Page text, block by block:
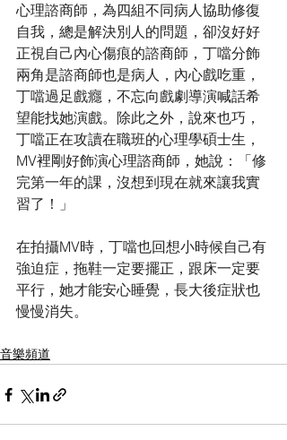
心理諮商師，為四組不同病人協助修復
自我，總是解決別人的問題，卻沒好好
正視自己內心傷痕的諮商師，丁噹分飾
兩角是諮商師也是病人，內心戲吃重，
丁噹過足戲癮，不忘向戲劇導演喊話希
望能找她演戲。除此之外，說來也巧，
丁噹正在攻讀在職班的心理學碩士生，
MV裡剛好飾演心理諮商師，她說：「修
完第一年的課，沒想到現在就來讓我實
習了！」
在拍攝MV時，丁噹也回想小時候自己有
強迫症，拖鞋一定要擺正，跟床一定要
平行，她才能安心睡覺，長大後症狀也
慢慢消失。
音樂頻道